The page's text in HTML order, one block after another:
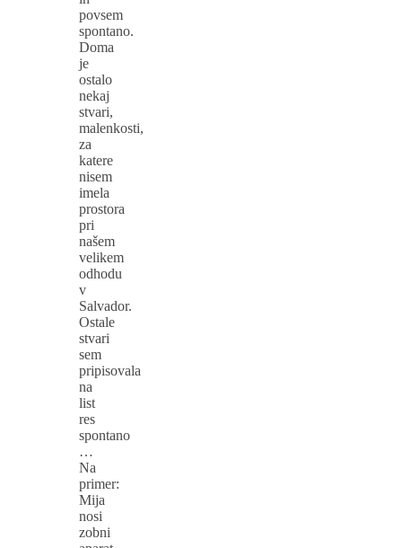
povsem
spontano.
Doma
je
ostalo
nekaj
stvari,
malenkosti,
za
katere
nisem
imela
prostora
pri
našem
velikem
odhodu
v
Salvador.
Ostale
stvari
sem
pripisovala
na
list
res
spontano
…
Na
primer:
Mija
nosi
zobni